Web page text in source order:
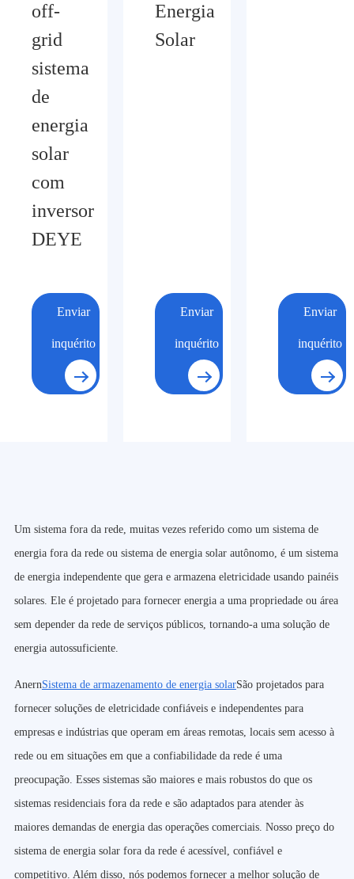
off-
grid
sistema
de
energia
solar
com
inversor
DEYE
Enviar
inquérito
Energia
Solar
Enviar
inquérito
Enviar
inquérito
Um sistema fora da rede, muitas vezes referido como um sistema de
energia fora da rede ou sistema de energia solar autônomo, é um sistema
de energia independente que gera e armazena eletricidade usando painéis
solares. Ele é projetado para fornecer energia a uma propriedade ou área
sem depender da rede de serviços públicos, tornando-a uma solução de
energia autossuficiente.
AnernSistema de armazenamento de energia solarSão projetados para
fornecer soluções de eletricidade confiáveis e independentes para
empresas e indústrias que operam em áreas remotas, locais sem acesso à
rede ou em situações em que a confiabilidade da rede é uma
preocupação. Esses sistemas são maiores e mais robustos do que os
sistemas residenciais fora da rede e são adaptados para atender às
maiores demandas de energia das operações comerciais. Nosso preço do
sistema de energia solar fora da rede é acessível, confiável e
competitivo. Além disso, nós podemos fornecer a melhor solução de